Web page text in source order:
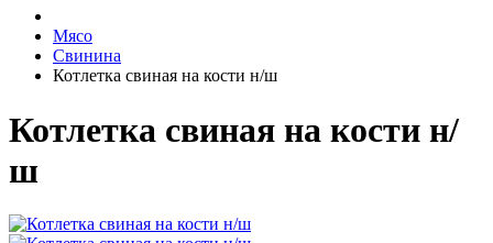
Мясо
Свинина
Котлетка свиная на кости н/ш
Котлетка свиная на кости н/
ш